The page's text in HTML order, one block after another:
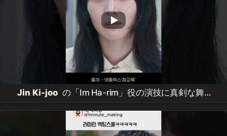
Jin Ki-joo の「Im Ha-rim」役の演技に真剣な舞台
裏 #ガチ教育